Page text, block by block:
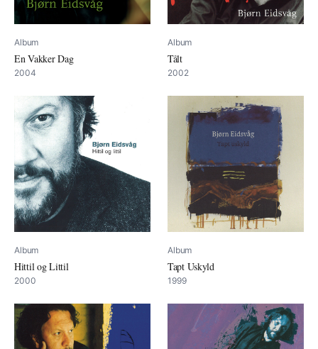
Album
En Vakker Dag
2004
Album
Tålt
2002
Album
Hittil og Littil
2000
Album
Tapt Uskyld
1999